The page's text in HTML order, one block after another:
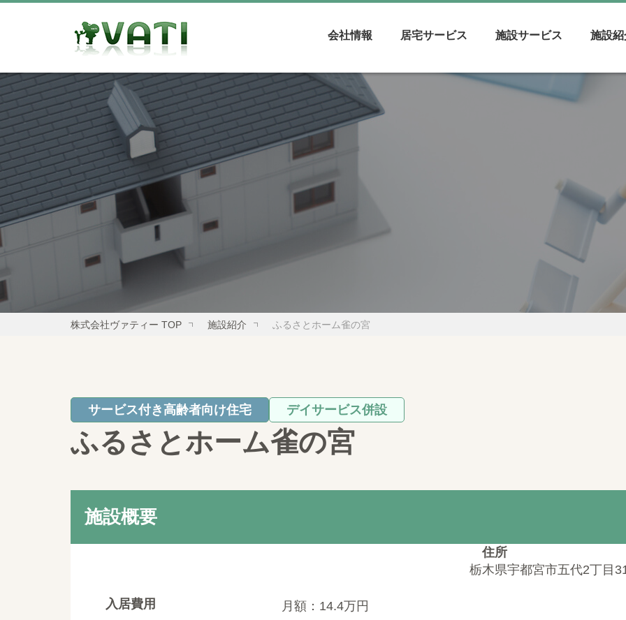
会社情報 居宅サービス 施設サービス 施設
株式会社ヴァティー TOP 施設紹介 ふるさとホーム雀の宮
サービス付き高齢者向け住宅 デイサービス併設
ふるさとホーム雀の宮
施設概要
住所
栃木県宇都宮市五代2丁目
入居費用
月額：14.4万円